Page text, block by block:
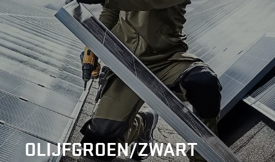
OLIJFGROEN/ZWART